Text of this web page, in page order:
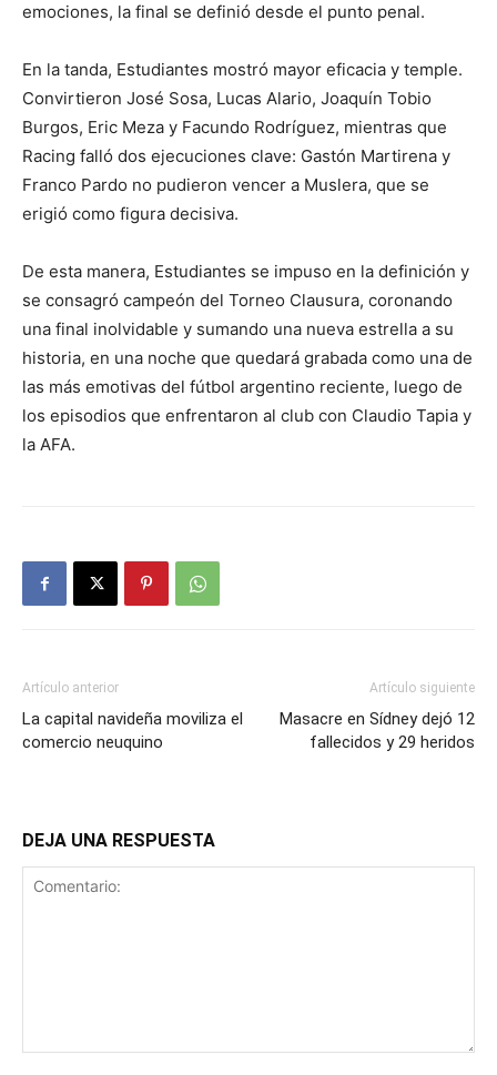
emociones, la final se definió desde el punto penal.
En la tanda, Estudiantes mostró mayor eficacia y temple.
Convirtieron José Sosa, Lucas Alario, Joaquín Tobio
Burgos, Eric Meza y Facundo Rodríguez, mientras que
Racing falló dos ejecuciones clave: Gastón Martirena y
Franco Pardo no pudieron vencer a Muslera, que se
erigió como figura decisiva.
De esta manera, Estudiantes se impuso en la definición y
se consagró campeón del Torneo Clausura, coronando
una final inolvidable y sumando una nueva estrella a su
historia, en una noche que quedará grabada como una de
las más emotivas del fútbol argentino reciente, luego de
los episodios que enfrentaron al club con Claudio Tapia y
la AFA.
Artículo anterior
La capital navideña moviliza el
comercio neuquino
Artículo siguiente
Masacre en Sídney dejó 12
fallecidos y 29 heridos
DEJA UNA RESPUESTA